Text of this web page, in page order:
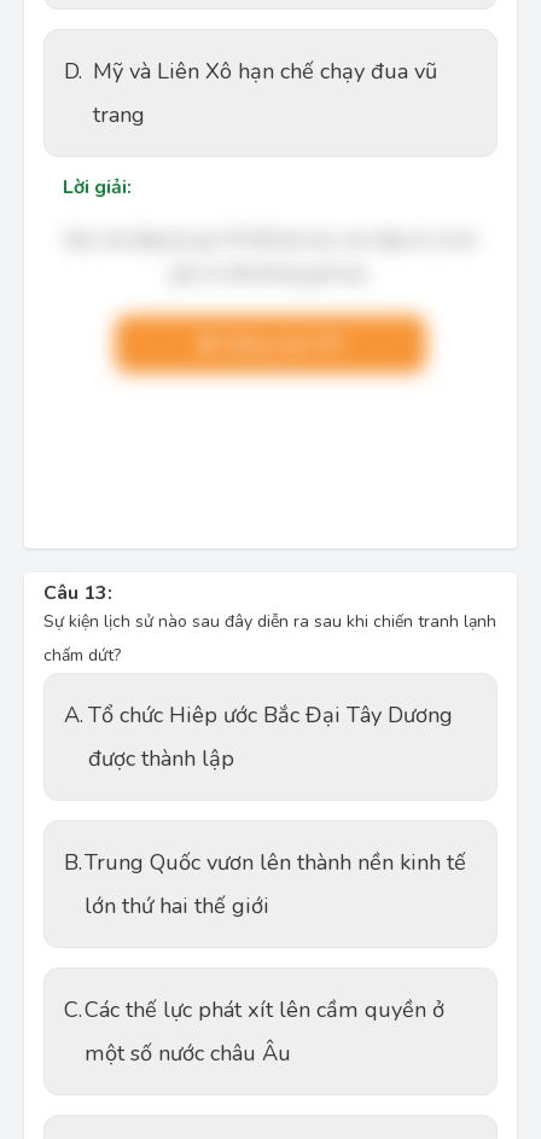
D. Mỹ và Liên Xô hạn chế chạy đua vũ
trang
Lời giải:
Câu 13:
Sự kiện lịch sử nào sau đây diễn ra sau khi chiến tranh lạnh
chấm dứt?
A. Tổ chức Hiêp ước Bắc Đại Tây Dương
được thành lập
B.Trung Quốc vươn lên thành nền kinh tế
lớn thứ hai thế giới
C.Các thế lực phát xít lên cầm quyền ở
một số nước châu Âu